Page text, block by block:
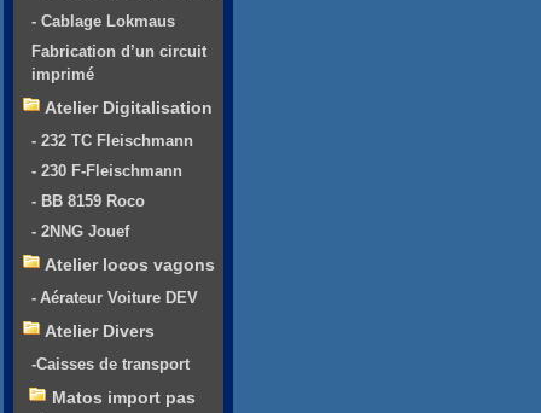
- Cablage Lokmaus
Fabrication d’un circuit
imprimé
Atelier Digitalisation
- 232 TC Fleischmann
- 230 F-Fleischmann
- BB 8159 Roco
- 2NNG Jouef
Atelier locos vagons
- Aérateur Voiture DEV
Atelier Divers
-Caisses de transport
Matos import pas